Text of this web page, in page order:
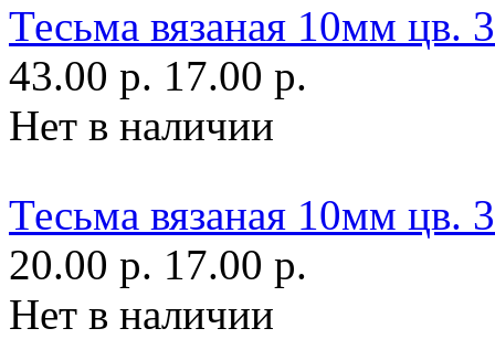
Тесьма вязаная 10мм цв.
43.00 р. 17.00 р.
Нет в наличии
Тесьма вязаная 10мм
20.00 р. 17.00 р.
Нет в наличии